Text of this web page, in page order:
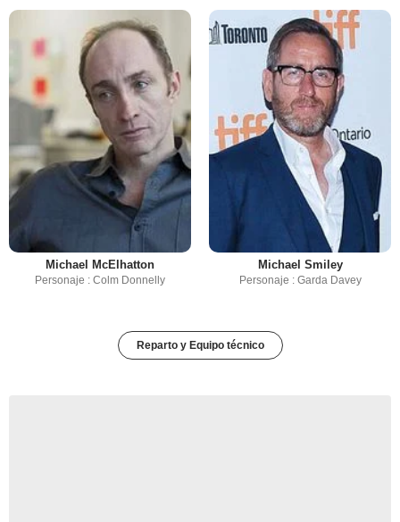
Michael McElhatton
Personaje : Colm Donnelly
Michael Smiley
Personaje : Garda Davey
Reparto y Equipo técnico